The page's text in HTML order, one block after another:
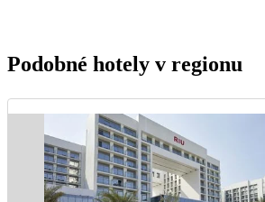
Podobné hotely v regionu